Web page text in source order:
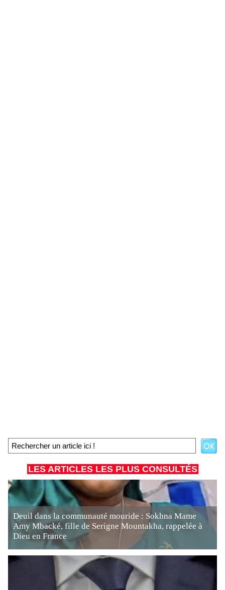
LES ARTICLES LES PLUS CONSULTÉS
Deuil dans la communauté mouride : Sokhna Mame
Amy Mbacké, fille de Serigne Mountakha, rappelée à
Dieu en France